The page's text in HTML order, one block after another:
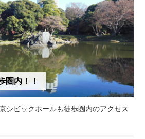
圏内！！
シビックホールも徒歩圏内のアクセス